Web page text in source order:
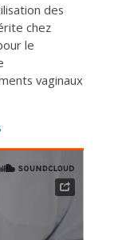
des
chez
le
vaginaux